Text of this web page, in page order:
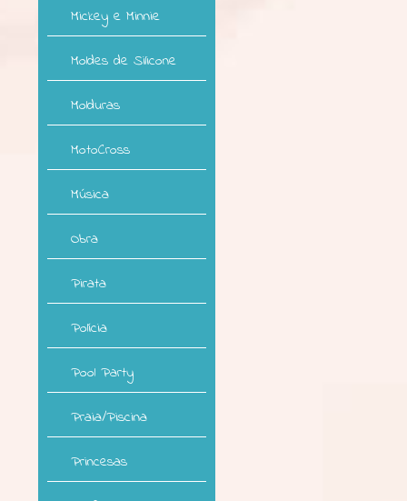
Mickey e Minnie
Moldes de Silicone
Molduras
MotoCross
Música
Obra
Pirata
Polícia
Pool Party
Praia/Piscina
Princesas